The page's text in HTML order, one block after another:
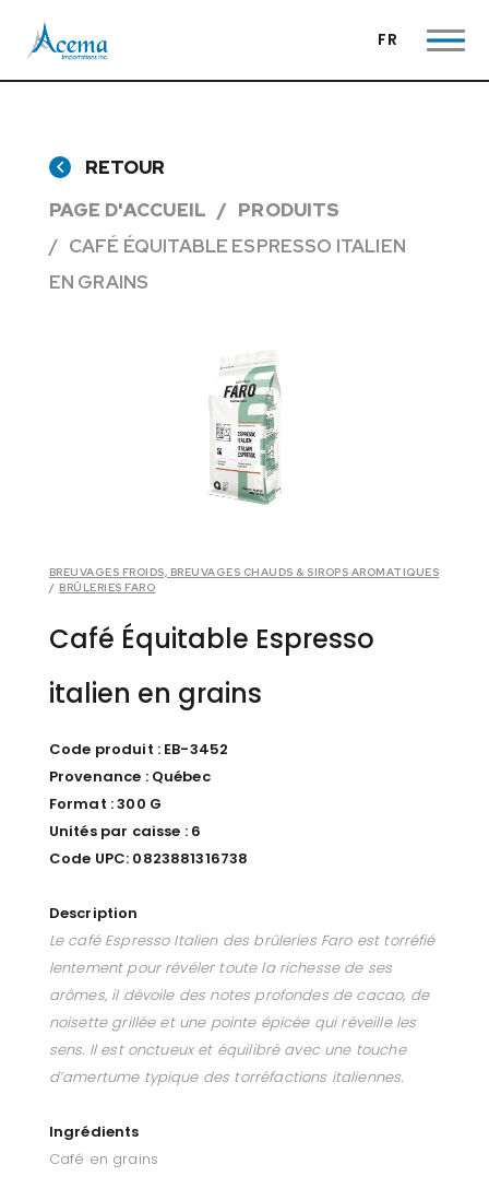
FR
RETOUR
PAGE D'ACCUEIL
PRODUITS
CAFÉ ÉQUITABLE ESPRESSO ITALIEN
EN GRAINS
BREUVAGES FROIDS, BREUVAGES CHAUDS & SIROPS AROMATIQUES
/ BRÛLERIES FARO
Café Équitable Espresso
italien en grains
Code produit : EB-3452
Provenance : Québec
Format : 300 G
Unités par caisse : 6
Code UPC: 0823881316738
Description
Le café Espresso Italien des brûleries Faro est torréfié
lentement pour révéler toute la richesse de ses
arômes, il dévoile des notes profondes de cacao, de
noisette grillée et une pointe épicée qui réveille les
sens. Il est onctueux et équilibré avec une touche
d’amertume typique des torréfactions italiennes.
Ingrédients
Café en grains